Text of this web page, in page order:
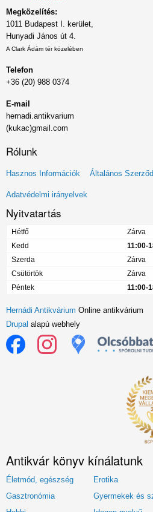
Megközelítés:
1011 Budapest I. kerület,
Hunyadi János út 4.
A Clark Ádám tér közelében
Telefon
+36 (20) 988 0374
E-mail
hernadi.antikvarium
(kukac)gmail.com
Rólunk
Lábléc
menü
Hasznos Információk Általános
Adatvédelmi irányelvek
Nyitvatartás
Hétfő
Zárva
Kedd
11:00-
Szerda
Zárva
Csütörtök
Zárva
Péntek
11:00-
Hernádi Antikvárium Online antikvárium
Drupal alapú webhely
Antikvár könyv kínálatunk
Életmód, egészség Erotika
Gasztronómia
Gyermekek és